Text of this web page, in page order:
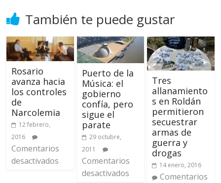
También te puede gustar
Rosario
avanza hacia
los controles
de
Narcolemia
12 febrero,
2016
Comentarios
desactivados
Puerto de la
Música: el
gobierno
confía, pero
sigue el
parate
29 octubre,
2011
Comentarios
desactivados
Tres
allanamiento
s en Roldán
permitieron
secuestrar
armas de
guerra y
drogas
14 enero, 2016
Comentarios